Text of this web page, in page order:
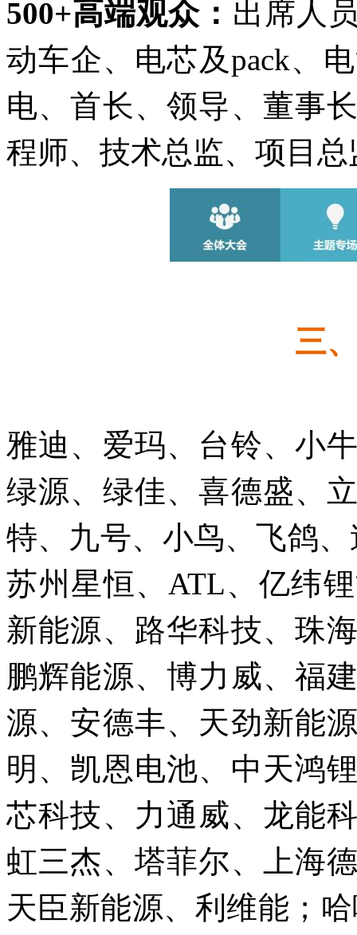
500+高端观众： 出席人
动车企、电芯及pack、
电、首长、领导、董事
程师、技术总监、项目
三
雅迪、爱玛、台铃、小
绿源、绿佳、喜德盛、
特、九号、小鸟、飞鸽
苏州星恒、ATL、亿纬
新能源、路华科技、珠
鹏辉能源、博力威、福
源、安德丰、天劲新能
明、凯恩电池、中天鸿
芯科技、力通威、龙能
虹三杰、塔菲尔、上海
天臣新能源、利维能；